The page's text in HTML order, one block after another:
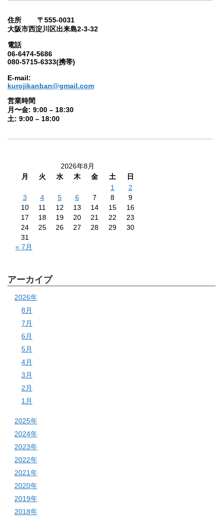
住所 〒555-0031
大阪市西淀川区出来島2-3-32
電話
06-6474-5686
080-5715-6333(携帯)
E-mail:
kurojikanban@gmail.com
営業時間
月〜金: 9:00 – 18:30
土: 9:00 – 18:00
2026年8月
月
火 水 木 金 土
日
1
2
3
4 5 6 7 8
9
10
11 12 13 14 15
16
17
18 19 20 21 22
23
24
25 26 27 28 29
30
31
« 7月
アーカイブ
2026年
8月
7月
6月
5月
4月
3月
2月
1月
2025年
2024年
2023年
2022年
2021年
2020年
2019年
2018年